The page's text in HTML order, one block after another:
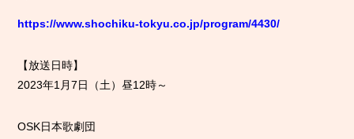
https://www.shochiku-tokyu.co.jp/program/4430/
【放送日時】
2023年1月7日（土）昼12時～
OSK日本歌劇団